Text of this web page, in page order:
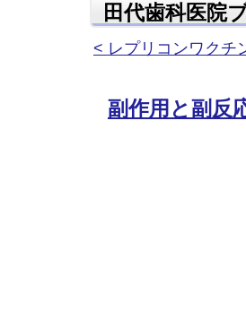
田代歯科医院
< レプリコンワクチ
副作用と副反